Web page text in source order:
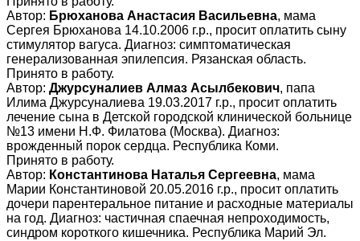
Автор: Брюханова Анастасия Васильевна, мама
Сергея Брюханова 14.10.2006 г.р., просит оплатить сыну
стимулятор вагуса. Диагноз: симптоматическая
генерализованная эпилепсия. Рязанская область.
Принято в работу.
Автор: Джурсуналиев Алмаз Асылбекович, папа
Илима Джурсуналиева 19.03.2017 г.р., просит оплатить
лечение сына в Детской городской клинической больнице
№13 имени Н.Ф. Филатова (Москва). Диагноз:
врожденный порок сердца. Республика Коми.
Принято в работу.
Автор: Константинова Наталья Сергеевна, мама
Марии Константиновой 20.05.2016 г.р., просит оплатить
дочери парентеральное питание и расходные материалы
на год. Диагноз: частичная спаечная непроходимость,
синдром короткого кишечника. Республика Марий Эл.